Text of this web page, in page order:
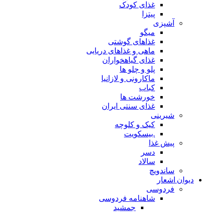
غذای کودک
پیتزا
آشپزی
میگو
غذاهای گوشتی
ماهی و غذاهای دریایی
غذای گیاهخواران
پلو و چلو ها
ماکارونی و لازانیا
کباب
خورشت ها
غذای سنتی ایران
شیرینی
کیک و کلوچه
.بیسکویت
پیش غذا
دسر
سالاد
ساندویچ
دیوان اشعار
فردوسی
شاهنامه فردوسی
جمشید